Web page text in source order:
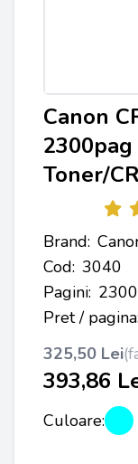
Canon
2300pag
Toner/
Brand:
Cod: 3040
Pagini: 2300
Pret / pagina:
325,50 Lei
393,86
Culoare: